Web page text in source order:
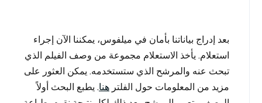
بعد إدراج بياناتنا بأمان في ميلفوس، يمكننا الآن إجراء
استعلام. يأخذ الاستعلام مجموعة من وصف الفيلم الذي
تبحث عنه والمرشح الذي ستستخدمه. يمكن العثور على
مزيد من المعلومات حول الفلتر هنا. يطبع البحث أولاً